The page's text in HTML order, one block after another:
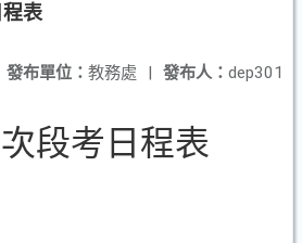
表
發布人： dep301
發布單位： 教務處 |
段考日程表